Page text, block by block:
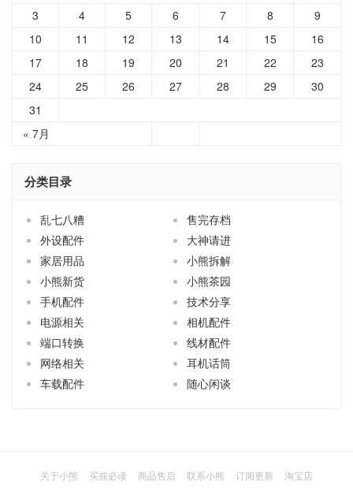
« 7月
3
4 5 6 7 8
9
10
11 12 13 14 15
16
17
18 19 20 21 22
23
24
25 26 27 28 29
30
31
分类目录
乱七八糟
售完存档
外设配件
大神请进
家居用品
小熊拆解
小熊新货
小熊茶园
手机配件
技术分享
电源相关
相机配件
端口转换
线材配件
网络相关
耳机话筒
车载配件
随心闲谈
关于小熊 买前必读 商品售后 联系小熊 订阅更新 淘宝店